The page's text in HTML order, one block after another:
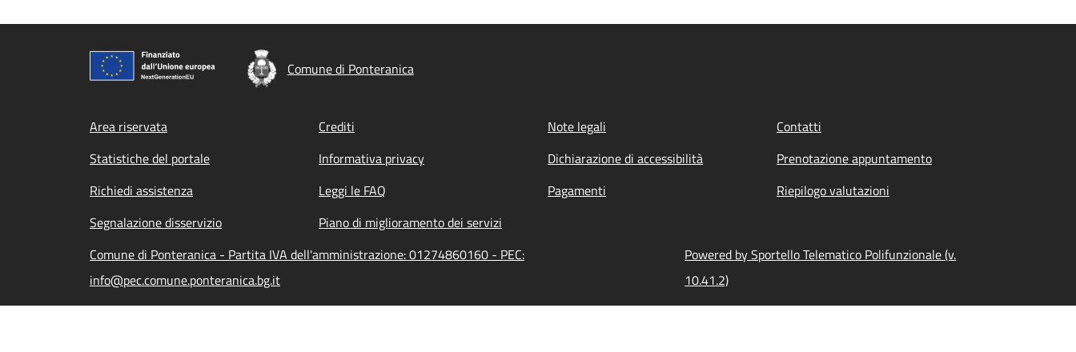
Comune di Ponteranica
Footer menu
Area riservata Crediti Note legali
Contatti
Statistiche del portale
Informativa privacy Dichiarazione di accessibilità
Prenotazione appuntamento
Richiedi assistenza
Leggi le FAQ Pagamenti
Riepilogo valutazioni
Segnalazione disservizio
Piano di miglioramento dei servizi
Comune di Ponteranica - Partita IVA dell'amministrazione: 01274860160 - PEC:
info@pec.comune.ponteranica.bg.it
Powered by Sportello Telematico Polifunzionale (v.
10.41.2)